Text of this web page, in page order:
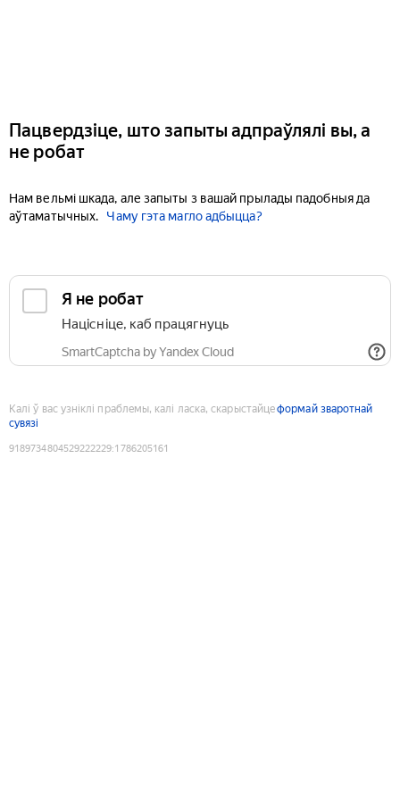
Пацвердзіце, што запыты адпраўлялі вы, а
не робат
Нам вельмі шкада, але запыты з вашай прылады падобныя да
аўтаматычных.
Чаму гэта магло адбыцца?
Я не робат
Націсніце, каб працягнуць
SmartCaptcha by Yandex Cloud
Калі ў вас узніклі праблемы, калі ласка, скарыстайцеформай зваротнай
сувязі
9189734804529222229:1786205161